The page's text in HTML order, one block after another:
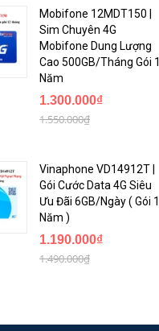
Mobifone 12MDT150 |
Sim Chuyên 4G
Mobifone Dung Lượng
Cao 500GB/Tháng Gói 1
Năm
1.300.000₫
1.550.000₫
Vinaphone VD14912T |
Gói Cước Data 4G Siêu
Ưu Đãi 6GB/Ngày ( Gói 1
Năm )
1.190.000₫
1.490.000₫